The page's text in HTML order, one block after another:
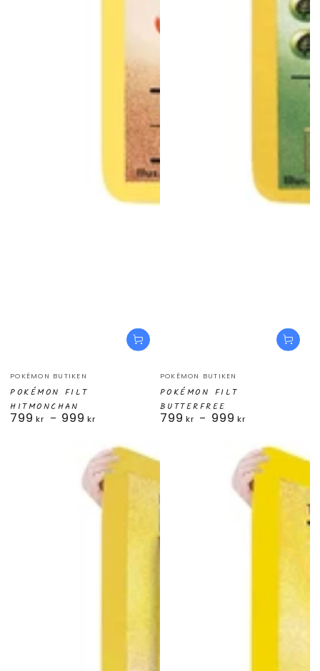
Säljare:
POKÉMON BUTIKEN
POKÉMON FILT
HITMONCHAN
Ordinarie
799 kr 999 kr
Säljare:
POKÉMON BUTIKEN
POKÉMON FILT
BUTTERFREE
Ordinarie
799 kr 999 kr